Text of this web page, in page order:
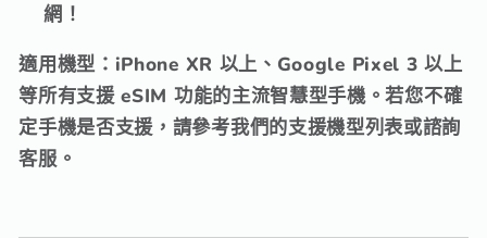
網！
適用機型 ：iPhone XR 以上、 Google Pixel 3 以上
等所有支援 eSIM 功能的主流智慧型手機。若您不確
定手機是否支援， 請參考我們的支援機型列表或諮詢
客服。